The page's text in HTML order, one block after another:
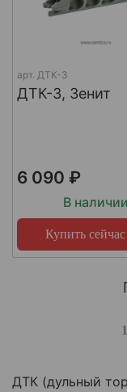
арт. ДТК-3
ДТК-3, Зенит
6 090 ₽
В наличии
Купить сейчас
1
ДТК (дульный